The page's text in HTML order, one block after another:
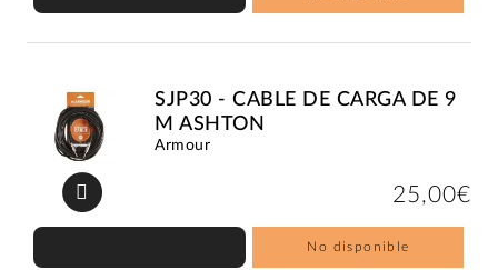
SJP30 - CABLE DE CARGA DE 9
M ASHTON
Armour
25,00€
No disponible